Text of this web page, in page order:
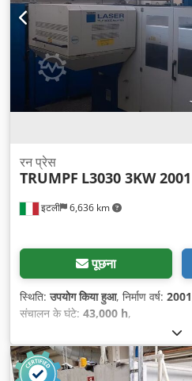
इटली 6,636 km
रन प्रेस
TRUMPF L3030 3KW 2001
पूछना
स्थिति:उपयोग किया हुआ, निर्माण वर्ष: 2001
संचालन के घंटे: 43,000 h,